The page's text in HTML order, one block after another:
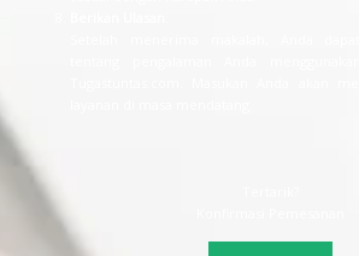
Setelah menerima makalah, Anda
tentang pengalaman Anda
Tugastuntas.com. Masukan Anda akan